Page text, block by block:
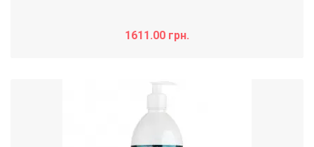
1611.00 грн.